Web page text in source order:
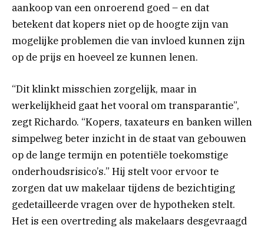
aankoop van een onroerend goed – en dat
betekent dat kopers niet op de hoogte zijn van
mogelijke problemen die van invloed kunnen zijn
op de prijs en hoeveel ze kunnen lenen.
“Dit klinkt misschien zorgelijk, maar in
werkelijkheid gaat het vooral om transparantie”,
zegt Richardo. “Kopers, taxateurs en banken willen
simpelweg beter inzicht in de staat van gebouwen
op de lange termijn en potentiële toekomstige
onderhoudsrisico’s.” Hij stelt voor ervoor te
zorgen dat uw makelaar tijdens de bezichtiging
gedetailleerde vragen over de hypotheken stelt.
Het is een overtreding als makelaars desgevraagd